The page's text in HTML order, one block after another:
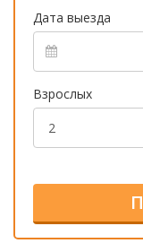
Дата выезда
Взрослых